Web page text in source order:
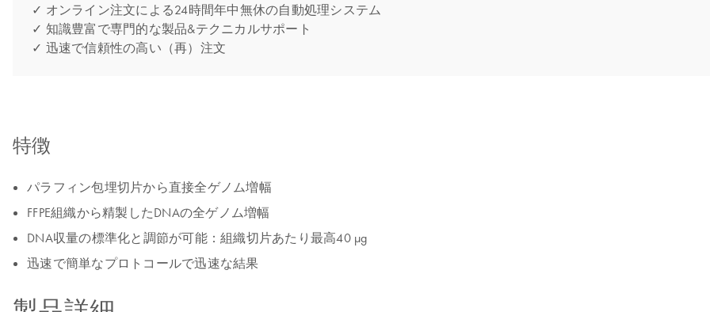
✓ オンライン注文による24時間年中無休の自動処理システム
✓ 知識豊富で専門的な製品&テクニカルサポート
✓ 迅速で信頼性の高い（再）注文
特徴
パラフィン包埋切片から直接全ゲノム増幅
FFPE組織から精製したDNAの全ゲノム増幅
DNA収量の標準化と調節が可能：組織切片あたり最高40 µg
迅速で簡単なプロトコールで迅速な結果